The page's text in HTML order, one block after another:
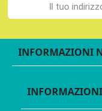
INFORMAZIONI
INFORMAZIONI